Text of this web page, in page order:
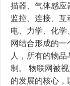
描器、气体感应
监控、连接、互
电、力学、化学
网结合形成的
人，所有的物
制。 物联网被
的发展的核心，